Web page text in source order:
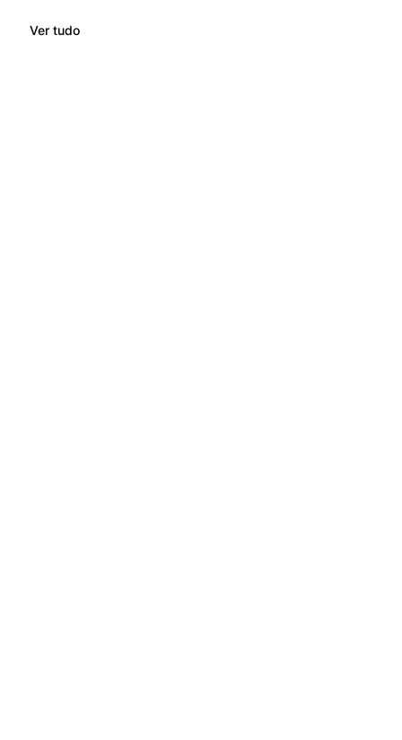
Ver tudo